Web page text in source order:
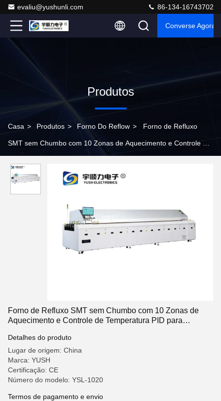
evaliu@yushunli.com 86-134-16743702
Converse Agora
Produtos
Casa > Produtos > Forno Do Reflow > Forno de Refluxo
SMT sem Chumbo com 10 Zonas de Aquecimento e Controle de
Forno de Refluxo SMT sem Chumbo com 10 Zonas de
Aquecimento e Controle de Temperatura PID para
Detalhes do produto
Lugar de origem: China
Marca: YUSH
Certificação: CE
Número do modelo: YSL-1020
Termos de pagamento e envio